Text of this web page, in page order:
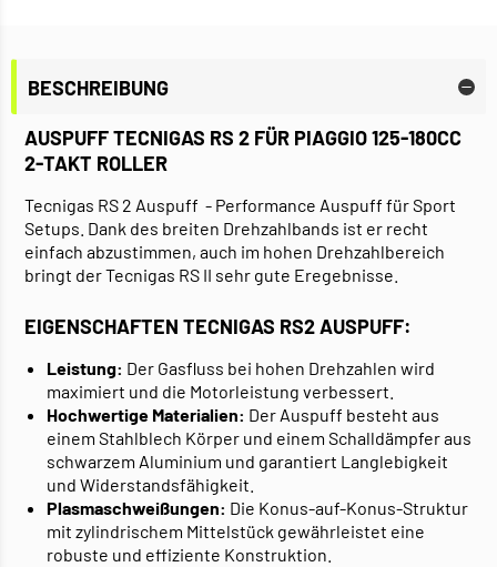
BESCHREIBUNG
AUSPUFF TECNIGAS RS 2 FÜR PIAGGIO 125-180CC
2-TAKT ROLLER
Tecnigas RS 2 Auspuff - Performance Auspuff für Sport
Setups. Dank des breiten Drehzahlbands ist er recht
einfach abzustimmen, auch im hohen Drehzahlbereich
bringt der Tecnigas RS II sehr gute Eregebnisse.
EIGENSCHAFTEN TECNIGAS RS2 AUSPUFF:
Leistung: Der Gasfluss bei hohen Drehzahlen wird
maximiert und die Motorleistung verbessert.
Hochwertige Materialien: Der Auspuff besteht aus
einem Stahlblech Körper und einem Schalldämpfer aus
schwarzem Aluminium und garantiert Langlebigkeit
und Widerstandsfähigkeit.
Plasmaschweißungen: Die Konus-auf-Konus-Struktur
mit zylindrischem Mittelstück gewährleistet eine
robuste und effiziente Konstruktion.